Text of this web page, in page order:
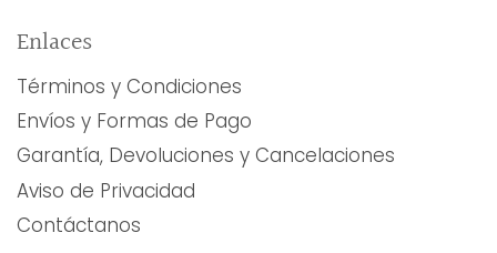
Enlaces
Términos y Condiciones
Envíos y Formas de Pago
Garantía, Devoluciones y Cancelaciones
Aviso de Privacidad
Contáctanos